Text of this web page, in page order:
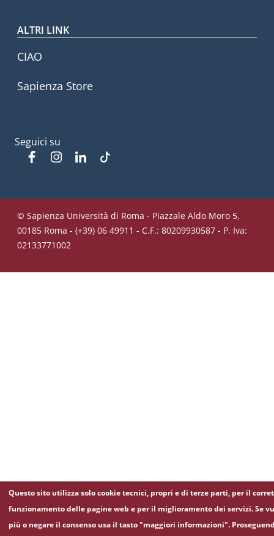
ALTRI LINK
CIAO
Sapienza Store
Seguici su
FacebookInstagram
Linkedin
© Sapienza Università di Roma - Piazzale Aldo Moro 5,
00185 Roma - (+39) 06 49911 - C.F.: 80209930587 - P. Iva:
02133771002
Questo sito utilizza solo cookie tecnici, propri e di terze parti, per il
funzionamento delle pagine web e per il miglioramento dei servizi. Se
più o negare il consenso usa il tasto "maggiori informazioni".